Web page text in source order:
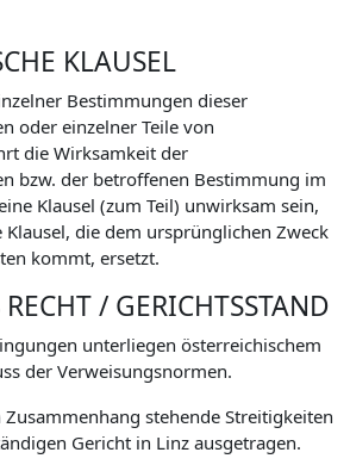
KLAUSEL
Bestimmungen dieser
oder einzelner Teile von
die Wirksamkeit der
bzw. der betroffenen Bestimmung im
Klausel (zum Teil) unwirksam sein,
die dem ursprünglichen Zweck
kommt, ersetzt.
/ GERICHTSSTAND
unterliegen österreichischem
der Verweisungsnormen.
stehende Streitigkeiten
Gericht in Linz ausgetragen.